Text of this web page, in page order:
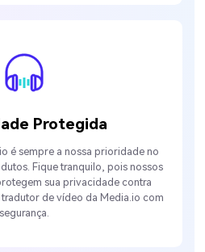
Protegida
é sempre a nossa prioridade no
Fique tranquilo, pois nossos
sua privacidade contra
de vídeo da Media.io com
segurança.